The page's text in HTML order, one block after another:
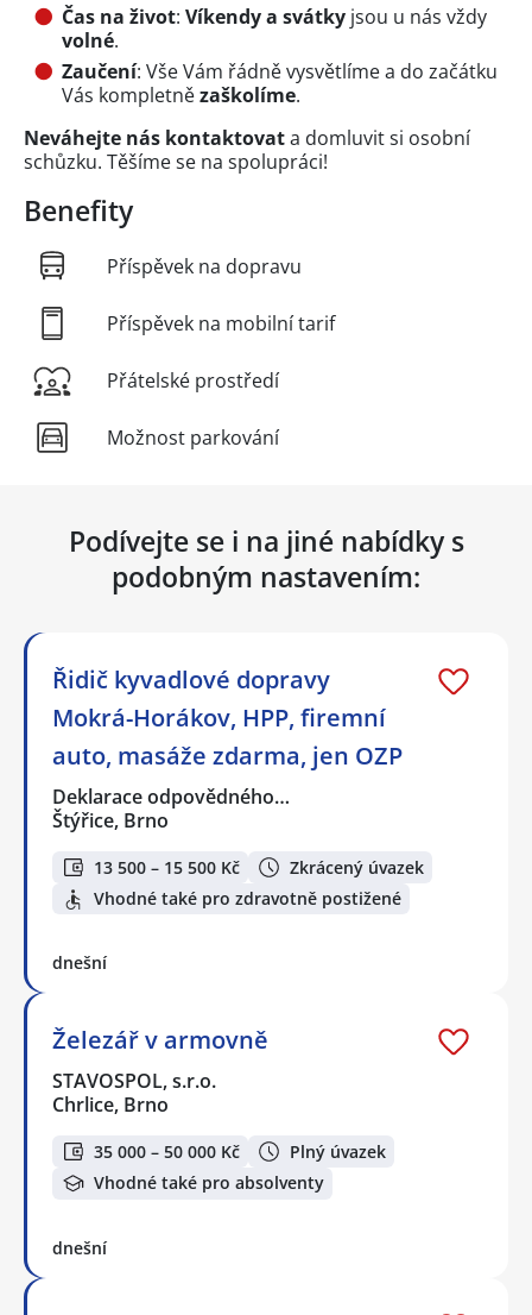
Čas na život: Víkendy a svátky jsou u nás vždy
volné.
Zaučení: Vše Vám řádně vysvětlíme a do začátku
Vás kompletnězaškolíme.
Neváhejte nás kontaktovata domluvit si osobní
schůzku. Těšíme se na spolupráci!
Benefity
Příspěvek na dopravu
Příspěvek na mobilní tarif
Přátelské prostředí
Možnost parkování
Podívejte se i na jiné nabídky s
podobným nastavením:
Řidič kyvadlové dopravy
Mokrá-Horákov, HPP, firemní
auto, masáže zdarma, jen OZP
Deklarace odpovědného…
Štýřice, Brno
13 500 – 15 500 Kč
Zkrácený úvazek
Vhodné také pro zdravotně postižené
dnešní
Železář v armovně
STAVOSPOL, s.r.o.
Chrlice, Brno
35 000 – 50 000 Kč
Plný úvazek
Vhodné také pro absolventy
dnešní